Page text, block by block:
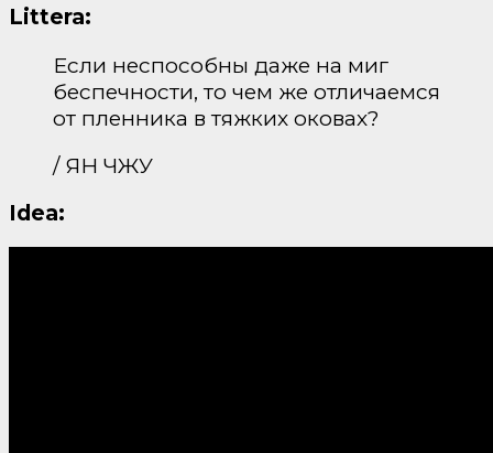
Littera:
Если неспособны даже на миг
беспечности, то чем же отличаемся
от пленника в тяжких оковах?
/ ЯН ЧЖУ
Idea: